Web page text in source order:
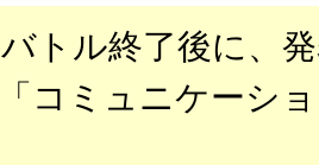
バトル終了後に、
「コミュニケーシ